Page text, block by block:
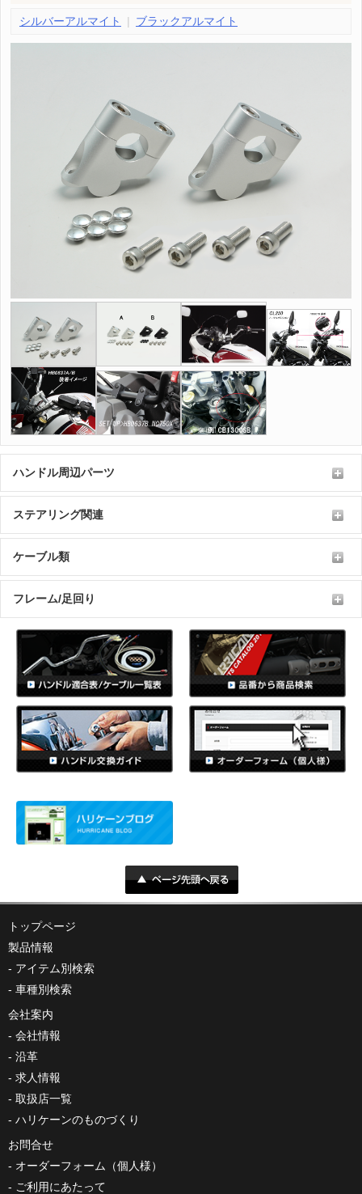
シルバーアルマイト ブラックアルマイト
ハンドル周辺パーツ
ステアリング関連
ケーブル類
フレーム/足回り
トップページ
製品情報
アイテム別検索
車種別検索
会社案内
会社情報
沿革
求人情報
取扱店一覧
ハリケーンのものづくり
お問合せ
オーダーフォーム（個人様）
ご利用にあたって